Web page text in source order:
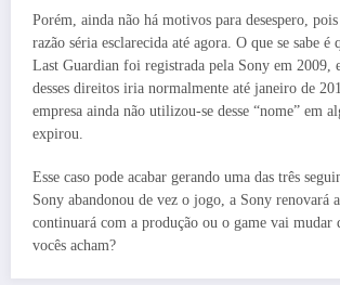
Porém, ainda não há motivos para desespero,
razão séria esclarecida até agora. O que se sabe é
Last Guardian foi registrada pela Sony em 2009,
desses direitos iria normalmente até janeiro de
empresa ainda não utilizou-se desse “nome” em
expirou.
Esse caso pode acabar gerando uma das três
Sony abandonou de vez o jogo, a Sony renovará
continuará com a produção ou o game vai mudar
vocês acham?